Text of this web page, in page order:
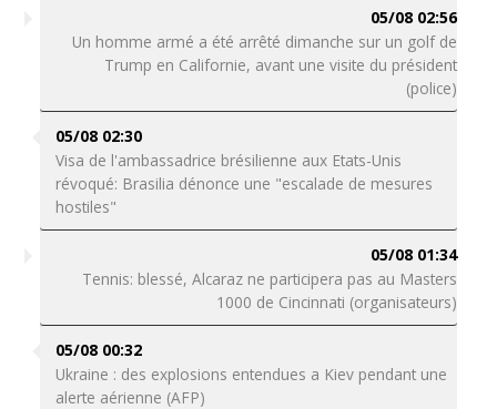
05/08 02:56
Un homme armé a été arrêté dimanche sur un golf de
Trump en Californie, avant une visite du président
(police)
05/08 02:30
Visa de l'ambassadrice brésilienne aux Etats-Unis
révoqué: Brasilia dénonce une "escalade de mesures
hostiles"
05/08 01:34
Tennis: blessé, Alcaraz ne participera pas au Masters
1000 de Cincinnati (organisateurs)
05/08 00:32
Ukraine : des explosions entendues a Kiev pendant une
alerte aérienne (AFP)